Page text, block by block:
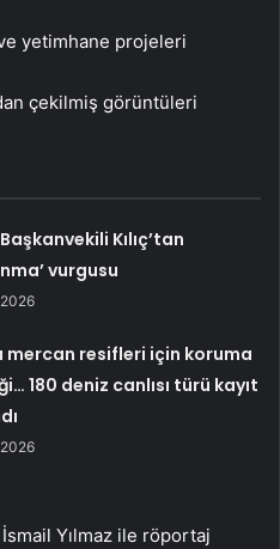
ve yetimhane projeleri
çekilmiş görüntüleri
Kılıç’tan
vurgusu
mercan resifleri için koruma
180 deniz canlısı türü kayıt
Yılmaz ile röportaj